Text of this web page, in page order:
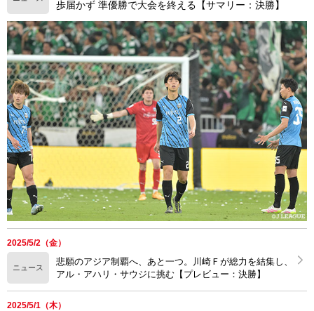
歩届かず 準優勝で大会を終える【サマリー：決勝】
2025/5/2（金）
ニュース
悲願のアジア制覇へ、あと一つ。川崎Ｆが総力を結集し、
アル・アハリ・サウジに挑む【プレビュー：決勝】
2025/5/1（木）